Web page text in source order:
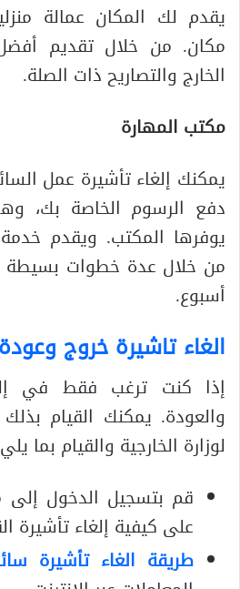
يقدم لك المكان عمالة
مكان. من خلال تقديم
الخارج والتصاريح ذات الصلة.
مكتب المهارة
يمكنك إلغاء تأشيرة عمل
دفع الرسوم الخاصة بك،
يوفرها المكتب. ويقدم
من خلال عدة خطوات
أسبوع.
الغاء تاشيرة خروج
إذا كنت ترغب فقط في
والعودة. يمكنك القيام
لوزارة الخارجية والقيام بما
قم بتسجيل الدخول إلى
على كيفية إلغاء تأشيرة
طريقة الغاء تأشيرة